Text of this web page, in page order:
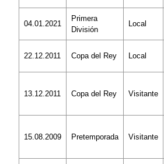
04.01.2021
Primera
División
Local
22.12.2011 Copa del Rey Local
13.12.2011 Copa del Rey Visitante
15.08.2009 Pretemporada Visitante